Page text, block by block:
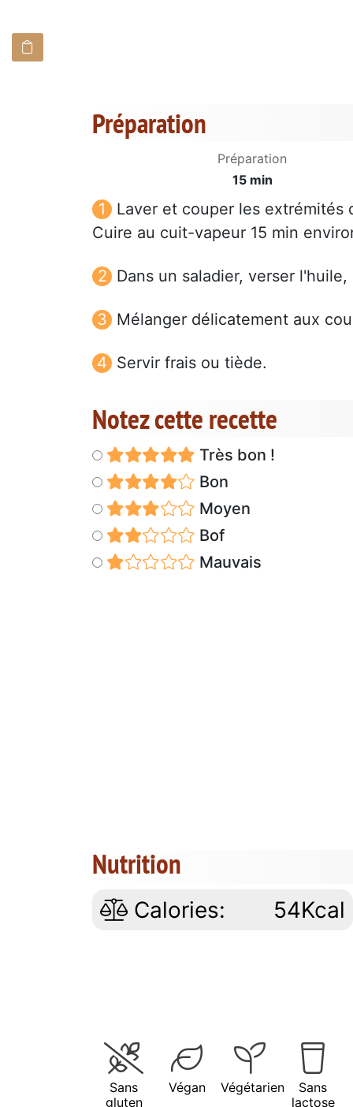
Préparation
Préparation
15 min
Laver et couper les extrémités
Cuire au cuit-vapeur 15 min
Dans un saladier, verser
Mélanger délicatement aux
Servir frais ou tiède.
Notez cette recette
Très bon !
Bon
Moyen
Bof
Mauvais
Nutrition
Calories: 54Kcal
Sans
gluten
Végan Végétarien
Sans
lactose